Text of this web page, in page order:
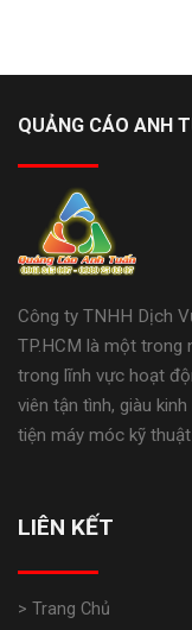
QUẢNG CÁO ANH
Công ty TNHH Dịch
TP.HCM là một trong
trong lĩnh vực hoạt
viên tận tình, giàu
tiện máy móc kỹ
LIÊN KẾT
> Trang Chủ